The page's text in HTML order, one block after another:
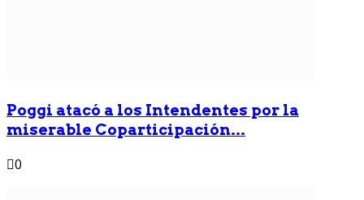
Poggi atacó a los Intendentes por la
miserable Coparticipación...
0